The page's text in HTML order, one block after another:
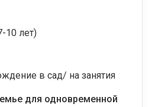
10 лет)
в сад/ на занятия
для одновременной